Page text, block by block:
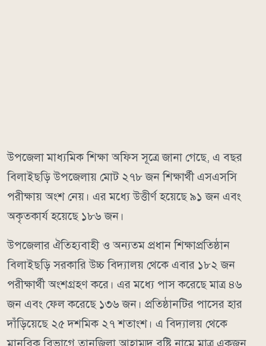
উপজেলা মাধ্যমিক শিক্ষা অফিস সূত্রে জানা গেছে, এ বছর
বিলাইছড়ি উপজেলায় মোট ২৭৮ জন শিক্ষার্থী এসএসসি
পরীক্ষায় অংশ নেয়। এর মধ্যে উত্তীর্ণ হয়েছে ৯১ জন এবং
অকৃতকার্য হয়েছে ১৮৬ জন।
উপজেলার ঐতিহ্যবাহী ও অন্যতম প্রধান শিক্ষাপ্রতিষ্ঠান
বিলাইছড়ি সরকারি উচ্চ বিদ্যালয় থেকে এবার ১৮২ জন
পরীক্ষার্থী অংশগ্রহণ করে। এর মধ্যে পাস করেছে মাত্র ৪৬
জন এবং ফেল করেছে ১৩৬ জন। প্রতিষ্ঠানটির পাসের হার
দাঁড়িয়েছে ২৫ দশমিক ২৭ শতাংশ। এ বিদ্যালয় থেকে
মানবিক বিভাগে তানজিলা আহাম্মদ বৃষ্টি নামে মাত্র একজন